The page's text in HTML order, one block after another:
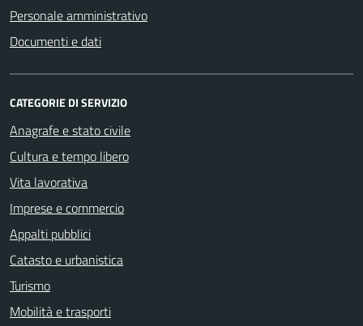
Personale amministrativo
Documenti e dati
CATEGORIE DI SERVIZIO
Anagrafe e stato civile
Cultura e tempo libero
Vita lavorativa
Imprese e commercio
Appalti pubblici
Catasto e urbanistica
Turismo
Mobilità e trasporti